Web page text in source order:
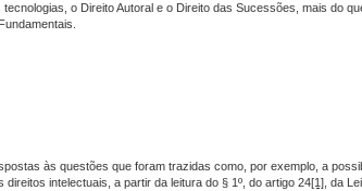
o Direito Autoral e o Direito das Sucessões, mais do
às questões que foram trazidas como, por exemplo, a
intelectuais, a partir da leitura do § 1º, do artigo 24[1] , da